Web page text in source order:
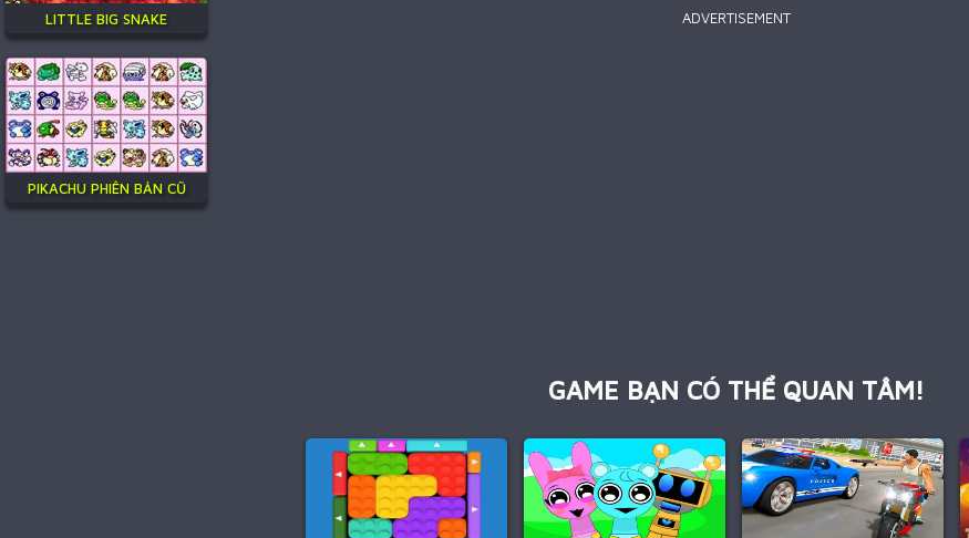
LITTLE BIG SNAKE
PIKACHU PHIÊN BẢN CŨ
ADVERTISEMENT
GAME BẠN CÓ THỂ QUAN TÂM!